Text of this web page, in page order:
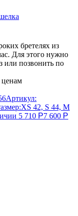
бретелях из
Для этого нужно
или позвонить по
Артикул:
XS 42, S 44, M
5 710 Р7 600 Р